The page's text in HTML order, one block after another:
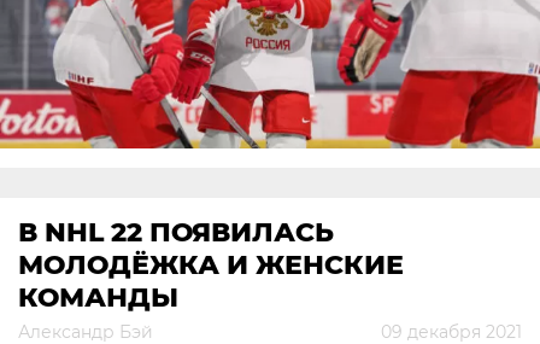
В NHL 22 ПОЯВИЛАСЬ
МОЛОДЁЖКА И ЖЕНСКИЕ
КОМАНДЫ
Александр Бэй 09 декабря 2021